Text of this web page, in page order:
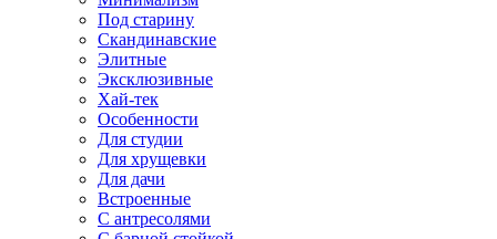
Под старину
Скандинавские
Элитные
Эксклюзивные
Хай-тек
Особенности
Для студии
Для хрущевки
Для дачи
Встроенные
С антресолями